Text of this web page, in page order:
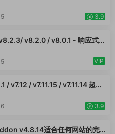
WooCommerce 主
产品、数码产品、时装店、家具
手表、化妆品、运动鞋子、家居
3.9
v8.2.0 / v8.0.1 - 响应式
城模板时尚电子产品、数码产
、家居产品行业购物网站WooСo
VIP
/ v7.12 / v7.11.15 / v7.11.14 超强
品、数码产品、时装店、家具3.9
v4.8.14适合任何网站的完